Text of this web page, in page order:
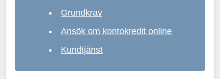
Grundkrav
Ansök om kontokredit online
Kundtjänst